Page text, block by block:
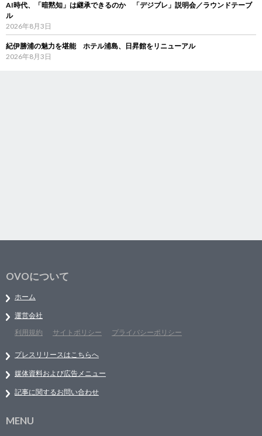
AI時代、「暗黙知」は継承できるのか 「デジブレ」説明会／ラウンドテーブ
ル
2026年8月3日
紀伊勝浦の魅力を堪能 ホテル浦島、日昇館をリニューアル
2026年8月3日
OVOについて
ホーム
運営会社
利用規約
サイトポリシー プライバシーポリシー
プレスリリースはこちらへ
媒体資料および広告メニュー
記事に関するお問い合わせ
MENU